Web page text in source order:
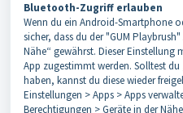
Bluetooth-Zugriff erlauben
Wenn du ein Android-Smartphone
sicher, dass du der "GUM
Nähe“ gewährst. Dieser
App zugestimmt werden. Solltest
haben, kannst du diese wieder
Einstellungen > Apps > Apps
Berechtigungen > Geräte in der